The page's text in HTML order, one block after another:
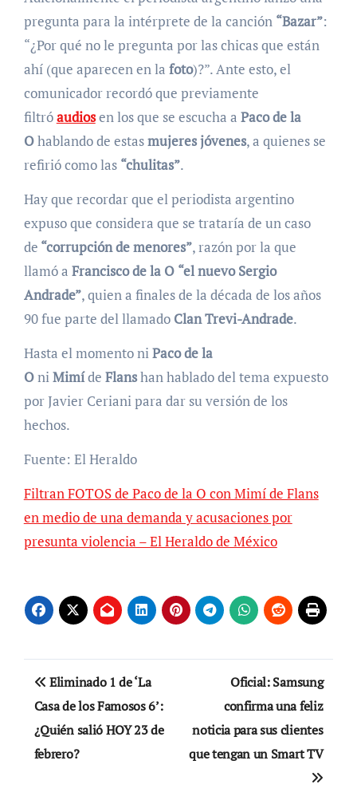
pregunta para la intérprete de la canción “Bazar”:
“¿Por qué no le pregunta por las chicas que están
ahí (que aparecen en la foto)?”. Ante esto, el
comunicador recordó que previamente
filtróaudiosen los que se escucha a Paco de la
Ohablando de estasmujeres jóvenes, a quienes se
refirió como las “chulitas”.
Hay que recordar que el periodista argentino
expuso que considera que se trataría de un caso
de “corrupción de menores”, razón por la que
llamó a Francisco de la O “el nuevo Sergio
Andrade”, quien a finales de la década de los años
90 fue parte del llamadoClan Trevi-Andrade.
Hasta el momento niPaco de la
OniMimíde Flanshan hablado del tema expuesto
por Javier Ceriani para dar su versión de los
hechos.
Fuente: El Heraldo
Filtran FOTOS de Paco de la O con Mimí de Flans
en medio de una demanda y acusaciones por
presunta violencia – El Heraldo de México
Navegación
de
entradas
Eliminado 1 de ‘La
Casa de los Famosos 6’:
¿Quién salió HOY 23 de
febrero?
Oficial: Samsung
confirma una feliz
noticia para sus clientes
que tengan un Smart TV